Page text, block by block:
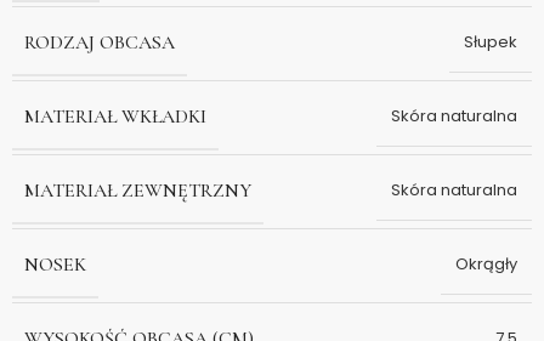
RODZAJ OBCASA Słupek
MATERIAŁ WKŁADKI Skóra naturalna
MATERIAŁ ZEWNĘTRZNY Skóra naturalna
NOSEK Okrągły